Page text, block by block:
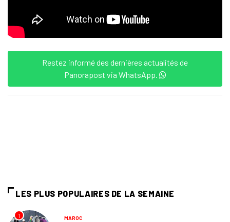
Restez informé des dernières actualités de
Panorapost via WhatsApp.
LES PLUS POPULAIRES DE LA SEMAINE
1 MAROC